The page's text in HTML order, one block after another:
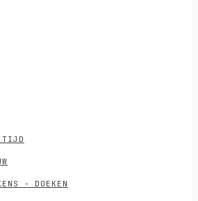
TIJD
- DOEKEN